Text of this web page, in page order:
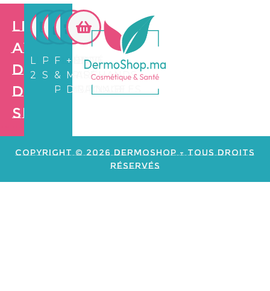
Les
avantages
de
Dermo
Shop
LIVRAISON
24/72H
PAIEMENT
SÉCURISÉ
FIDÉLITÉ
&
PARRAINAGE
+3.500
MARCHANDS
DISPONIBLES
Copyright © 2026 Dermoshop - Tous Droits
Réservés